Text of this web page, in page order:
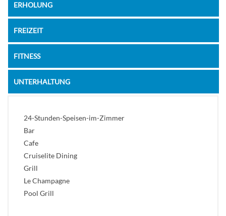
ERHOLUNG
FREIZEIT
FITNESS
UNTERHALTUNG
24-Stunden-Speisen-im-Zimmer
Bar
Cafe
Cruiselite Dining
Grill
Le Champagne
Pool Grill